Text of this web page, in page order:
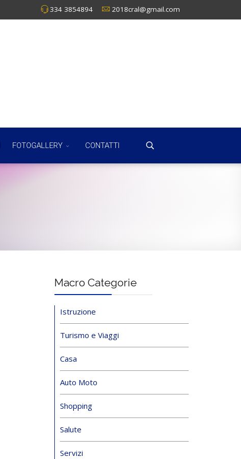
334 3854894 2018cral@gmail.com
FOTOGALLERY CONTATTI
Macro Categorie
Istruzione
Turismo e Viaggi
Casa
Auto Moto
Shopping
Salute
Servizi